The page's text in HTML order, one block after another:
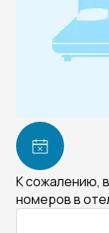
К сожалению,
номеров в